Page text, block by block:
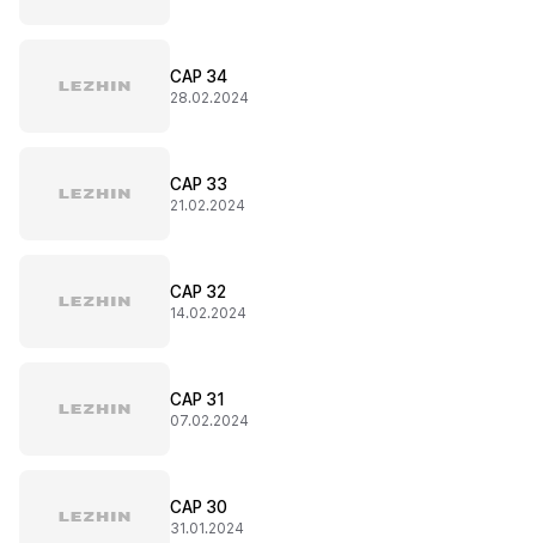
CAP 34
28.02.2024
CAP 33
21.02.2024
CAP 32
14.02.2024
CAP 31
07.02.2024
CAP 30
31.01.2024